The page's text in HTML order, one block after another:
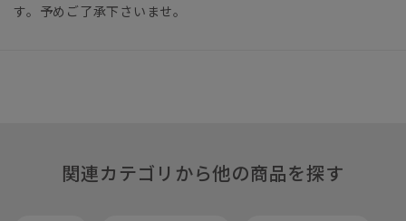
す。予めご了承下さいませ。
関連カテゴリから他の商品を探す